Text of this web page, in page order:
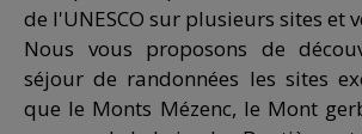
de l'UNESCO sur plusieurs sites et
Nous vous proposons de
séjour de randonnées les sites
que le Monts Mézenc, le Mont